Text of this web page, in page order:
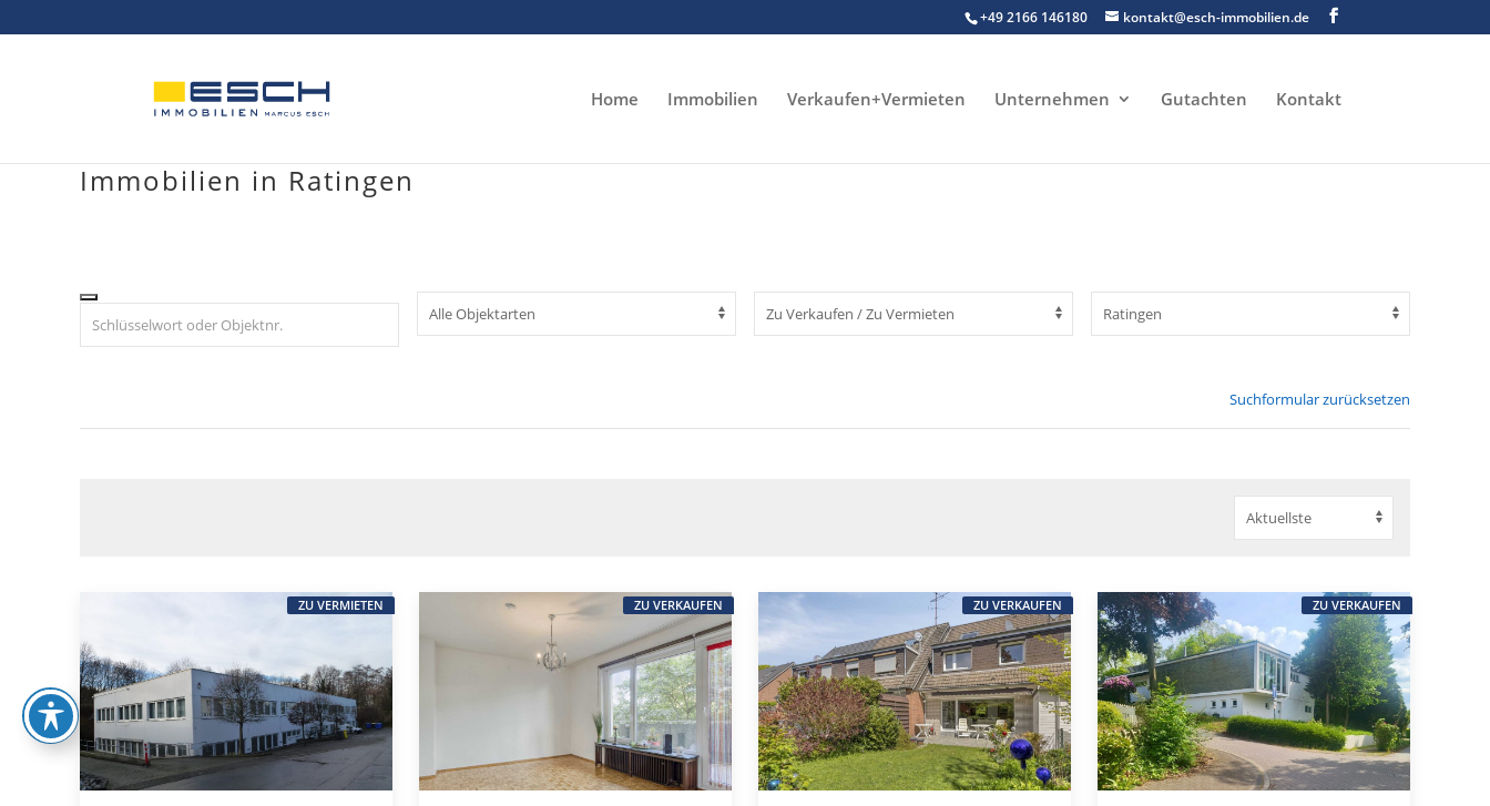
to
+49 2166 146180 kontakt@esch-immobilien.de
Home Immobilien Verkaufen+Vermieten Unternehmen Gutachten Kontakt
Immobilien in Ratingen
Suchformular zurücksetzen
ZU VERMIETEN ZU VERKAUFEN ZU VERKAUFEN ZU VERKAUFEN